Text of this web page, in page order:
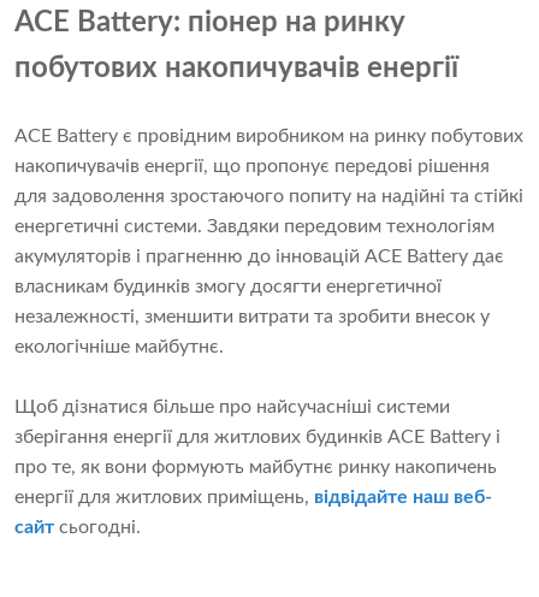
ACE Battery: піонер на ринку
побутових накопичувачів енергії
ACE Battery є провідним виробником на ринку побутових
накопичувачів енергії, що пропонує передові рішення
для задоволення зростаючого попиту на надійні та стійкі
енергетичні системи. Завдяки передовим технологіям
акумуляторів і прагненню до інновацій ACE Battery дає
власникам будинків змогу досягти енергетичної
незалежності, зменшити витрати та зробити внесок у
екологічніше майбутнє.
Щоб дізнатися більше про найсучасніші системи
зберігання енергії для житлових будинків ACE Battery і
про те, як вони формують майбутнє ринку накопичень
енергії для житлових приміщень, відвідайте наш веб-
сайт сьогодні.